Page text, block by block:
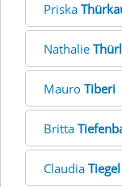
Priska
Nathalie
Mauro Tiberi
Britta
Claudia Tiegel